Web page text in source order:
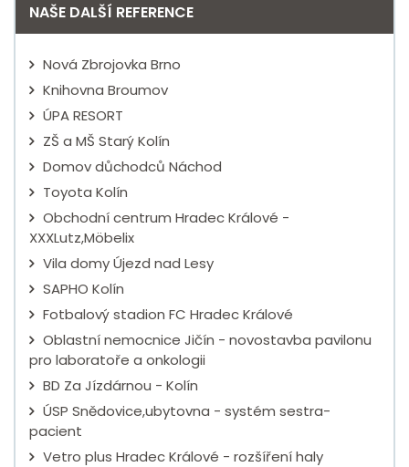
NAŠE DALŠÍ REFERENCE
Nová Zbrojovka Brno
Knihovna Broumov
ÚPA RESORT
ZŠ a MŠ Starý Kolín
Domov důchodců Náchod
Toyota Kolín
Obchodní centrum Hradec Králové -
XXXLutz,Möbelix
Vila domy Újezd nad Lesy
SAPHO Kolín
Fotbalový stadion FC Hradec Králové
Oblastní nemocnice Jičín - novostavba pavilonu
pro laboratoře a onkologii
BD Za Jízdárnou - Kolín
ÚSP Snědovice,ubytovna - systém sestra-
pacient
Vetro plus Hradec Králové - rozšíření haly